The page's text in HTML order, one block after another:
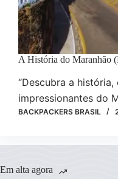
A História do Maranhão
“Descubra a
impressionantes do
BACKPACKERS BRASIL
Em alta agora